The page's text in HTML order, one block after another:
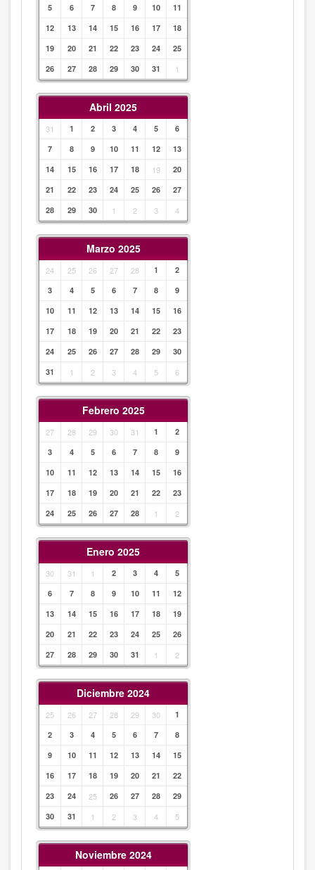
5 6 7 8 9 10
11
12
13 14 15 16 17
18
19
20 21 22 23 24
25
26
27 28 29 30 31 1
Abril 2025
31 1 2 3 4 5
6
7
8 9 10 11 12
13
14
15 16 17 18 19
20
21
22 23 24 25 26
27
28
29 30 1 2 3 4
Marzo 2025
24 25 26 27 28 1
2
3
4 5 6 7 8
9
10
11 12 13 14 15
16
17
18 19 20 21 22
23
24
25 26 27 28 29
30
31
1 2 3 4 5 6
Febrero 2025
27 28 29 30 31 1
2
3
4 5 6 7 8
9
10
11 12 13 14 15
16
17
18 19 20 21 22
23
24
25 26 27 28 1 2
Enero 2025
30 31 1 2 3 4
5
6
7 8 9 10 11
12
13
14 15 16 17 18
19
20
21 22 23 24 25
26
27
28 29 30 31 1 2
Diciembre 2024
25 26 27 28 29 30
1
2
3 4 5 6 7
8
9
10 11 12 13 14
15
16
17 18 19 20 21
22
23
24 25 26 27 28
29
30
31 1 2 3 4 5
Noviembre 2024